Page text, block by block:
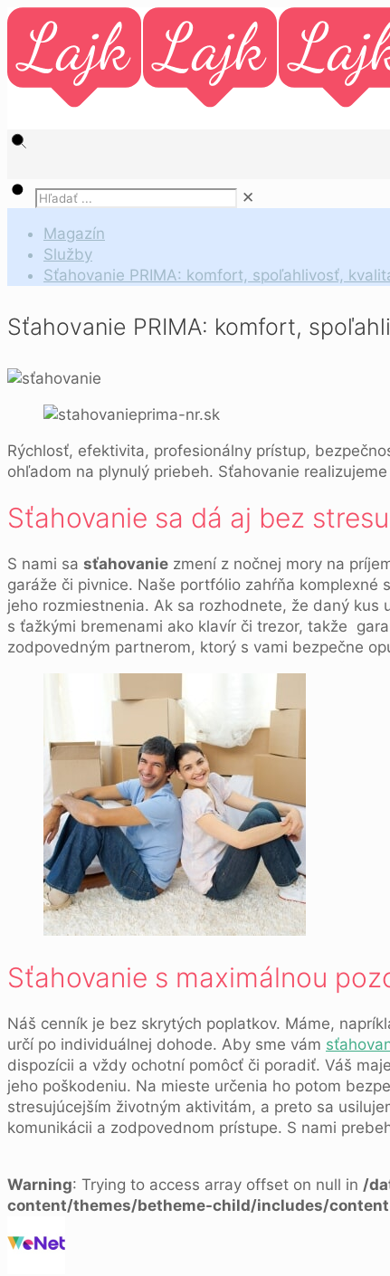
✕
Magazín
Služby
Sťahovanie PRIMA: komfort, spoľahlivosť,
Sťahovanie PRIMA: komfort,
Rýchlosť, efektivita, profesionálny prístup,
ohľadom na plynulý priebeh. Sťahovanie
Sťahovanie sa dá aj bez stresu
S nami sa sťahovanie zmení z nočnej mory na
garáže či pivnice. Naše portfólio zahŕňa
jeho rozmiestnenia. Ak sa rozhodnete, že daný
s ťažkými bremenami ako klavír či trezor, takže
zodpovedným partnerom, ktorý s vami bezpečne
Sťahovanie s maximálnou
Náš cenník je bez skrytých poplatkov. Máme,
určí po individuálnej dohode. Aby sme vám
dispozícii a vždy ochotní pomôcť či poradiť. Váš
jeho poškodeniu. Na mieste určenia ho potom
stresujúcejším životným aktivitám, a preto sa
komunikácii a zodpovednom prístupe. S nami
Warning: Trying to access array offset on null in /
content/themes/betheme-child/includes/